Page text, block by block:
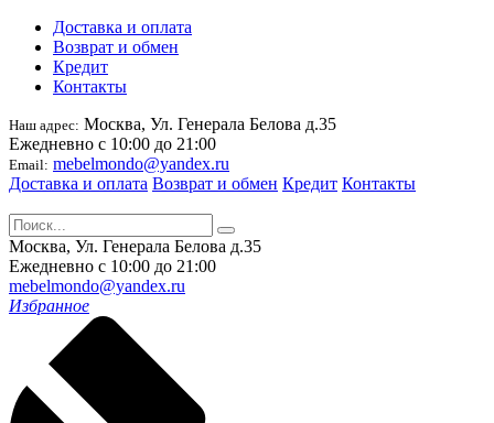
Доставка и оплата
Возврат и обмен
Кредит
Контакты
Наш адрес: Москва, Ул. Генерала Белова д.35
Ежедневно с 10:00 до 21:00
Email: mebelmondo@yandex.ru
Доставка и оплата Возврат и обмен Кредит Контакты
Москва, Ул. Генерала Белова д.35
Ежедневно с 10:00 до 21:00
mebelmondo@yandex.ru
Избранное